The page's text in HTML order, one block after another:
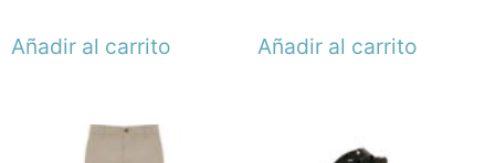
Añadir al carrito Añadir al carrito